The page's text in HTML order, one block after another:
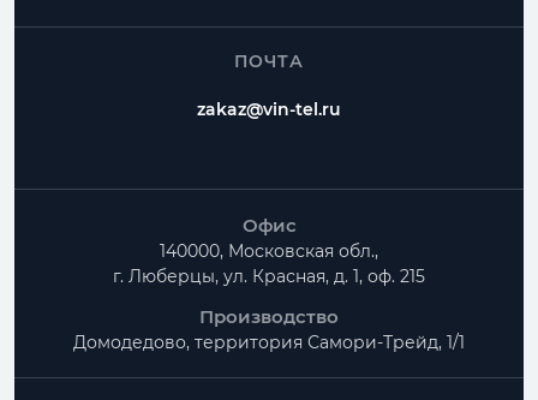
ПОЧТА
zakaz@vin-tel.ru
Офис
140000, Московская обл.,
г. Люберцы, ул. Красная, д. 1, оф. 215
Производство
Домодедово, территория Самори-Трейд, 1/1